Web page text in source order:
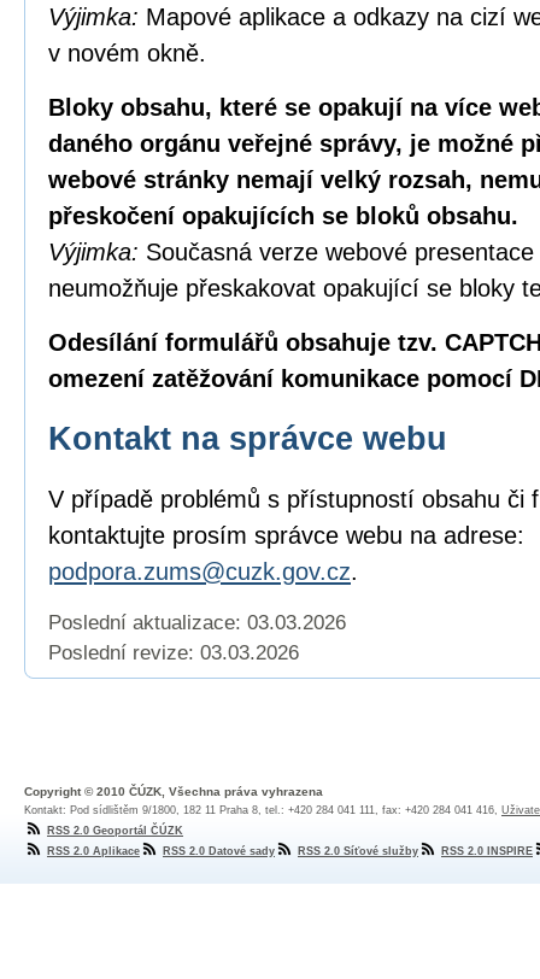
Výjimka: Mapové aplikace a odkazy na cizí
v novém okně.
Bloky obsahu, které se opakují na více
daného orgánu veřejné správy, je možné
webové stránky nemají velký rozsah,
přeskočení opakujících se bloků obsahu.
Výjimka: Současná verze webové
neumožňuje přeskakovat opakující se bloky
Odesílání formulářů obsahuje tzv.
omezení zatěžování komunikace pomocí
Kontakt na správce webu
V případě problémů s přístupností obsahu či
kontaktujte prosím správce webu na adrese:
podpora.zums@cuzk.gov.cz.
Poslední aktualizace: 03.03.2026
Poslední revize: 03.03.2026
Copyright © 2010 ČÚZK, Všechna práva vyhrazena
Kontakt: Pod sídlištěm 9/1800, 182 11 Praha 8, tel.: +420 284 041 111, fax: +420 284 041 416,
RSS 2.0 Geoportál ČÚZK
RSS 2.0 Aplikace
RSS 2.0 Datové sady RSS 2.0 Síťové služby RSS 2.0 INSPIRE